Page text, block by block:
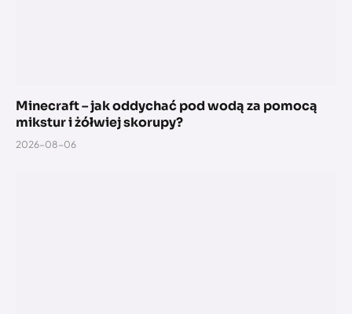
Minecraft – jak oddychać pod wodą za pomocą
mikstur i żółwiej skorupy?
2026-08-06